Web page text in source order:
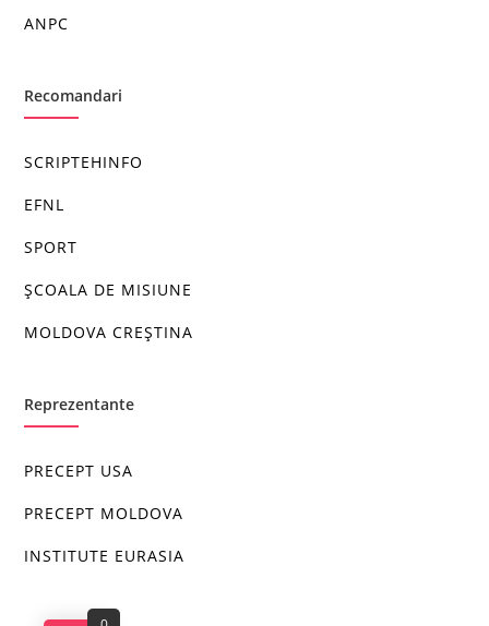
ANPC
Recomandari
SCRIPTEHINFO
EFNL
SPORT
ȘCOALA DE MISIUNE
MOLDOVA CREȘTINA
Reprezentante
PRECEPT USA
PRECEPT MOLDOVA
INSTITUTE EURASIA